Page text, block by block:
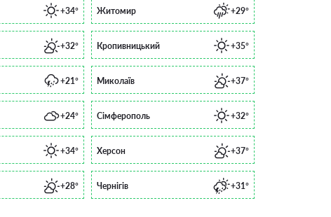
+34° Житомир +29°
+32° Кропивницький +35°
+21° Миколаїв +37°
+24° Сімферополь +32°
+34° Херсон +37°
+28° Чернігів +31°